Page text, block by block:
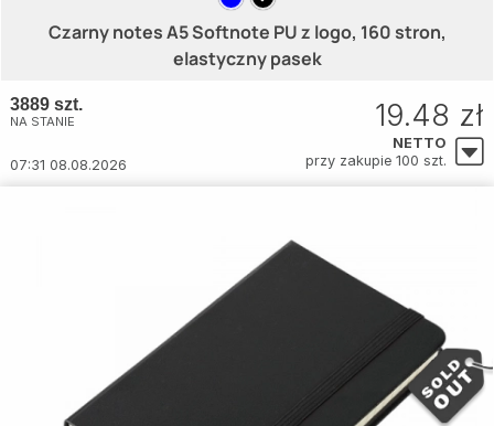
Czarny notes A5 Softnote PU z logo, 160 stron,
elastyczny pasek
3889 szt.
NA STANIE
07:31 08.08.2026
19.48 zł
NETTO
przy zakupie 100 szt.